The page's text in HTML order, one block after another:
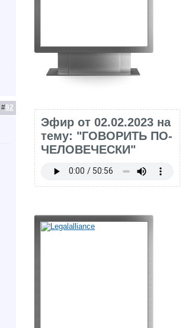
#82
Эфир от 02.02.2023 на
тему: "ГОВОРИТЬ ПО-
ЧЕЛОВЕЧЕСКИ"